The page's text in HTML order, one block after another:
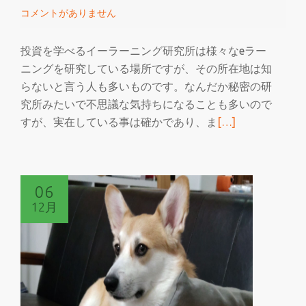
し
い
コメントがありません
投資を学べるイーラーニング研究所は様々なeラー
ニングを研究している場所ですが、その所在地は知
らないと言う人も多いものです。なんだか秘密の研
究所みたいで不思議な気持ちになることも多いので
すが、実在している事は確かであり、ま 続
読
む
べ
る
[…]
06
12月